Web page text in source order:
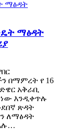
ማፅዳት
በማምረት የ 16
አቅራቢ
እንዲቀጥሉ
ጽዳት
ለማፅዳት